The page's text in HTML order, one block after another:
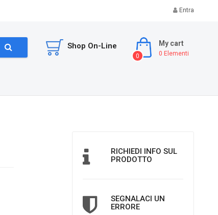
Entra
My cart
0 Elementi
0
Shop On-Line
RICHIEDI INFO SUL
PRODOTTO
SEGNALACI UN
ERRORE